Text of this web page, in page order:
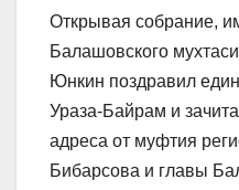
Открывая собрание,
Балашовского
Юнкин поздравил
Ураза-Байрам и
адреса от муфтия
Бибарсова и главы